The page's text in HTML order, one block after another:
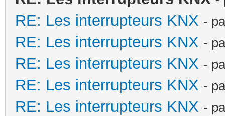
RE: Les interrupteurs KNX -
RE: Les interrupteurs KNX -
RE: Les interrupteurs KNX -
RE: Les interrupteurs KNX -
RE: Les interrupteurs KNX -